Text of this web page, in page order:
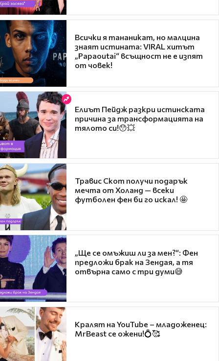
Всички я тананикат, но малцина
знаят истината: VIRAL хитът
„Papaoutai“ всъщност не е изпят
от човек!
Елиът Пейдж разкри истинската
причина за трансформацията на
тялото си!😯💥
Травис Скот получи подарък
мечта от Холанд — всеки
футболен фен би го искал! 🤩
„Ще се омъжиш ли за мен?“: Фен
предложи брак на Зендая, а тя
отвърна само с три думи😅
Кралят на YouTube – младоженец:
MrBeast се ожени!💍🥰